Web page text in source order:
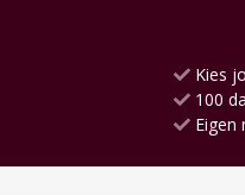
Kies
100
Eigen